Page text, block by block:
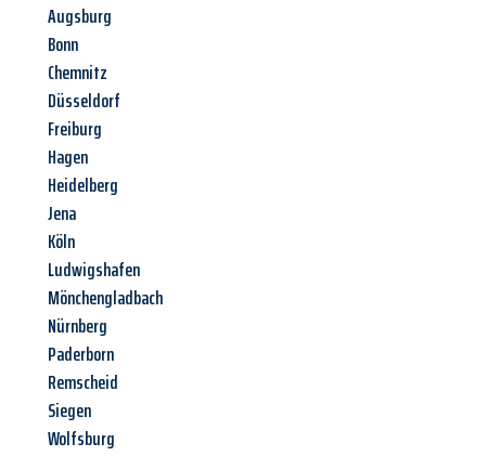
Augsburg
Bonn
Chemnitz
Düsseldorf
Freiburg
Hagen
Heidelberg
Jena
Köln
Ludwigshafen
Mönchengladbach
Nürnberg
Paderborn
Remscheid
Siegen
Wolfsburg